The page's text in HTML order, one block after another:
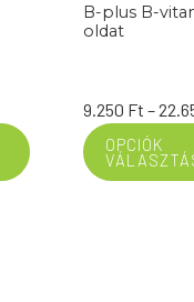
price
B-plus B-
oldat
9.250 Ft –
OPCIÓK